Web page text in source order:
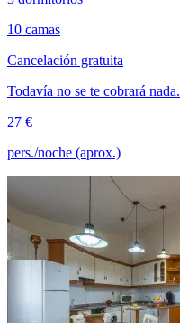
10 camas
Cancelación gratuita
Todavía no se te cobrará nada.
27 €
pers./noche (aprox.)